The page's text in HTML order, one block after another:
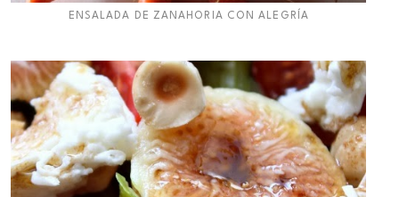
ENSALADA DE ZANAHORIA CON ALEGRÍA